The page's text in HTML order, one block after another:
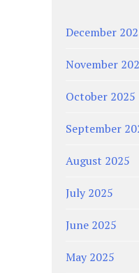
December
November
October 2025
September
August 2025
July 2025
June 2025
May 2025